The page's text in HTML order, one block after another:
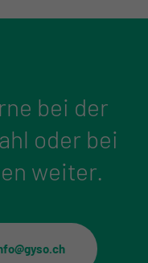
bei der
oder bei
weiter.